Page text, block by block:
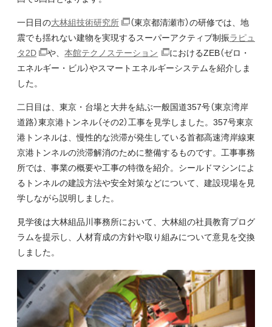
一日目の大林組技術研究所
（東京都清瀬市）の研修では、地
震でも揺れない建物を実現するスーパーアクティブ制振ラピュ
タ2D
や、本館テクノステーション
におけるZEB（ゼロ・
エネルギー・ビル）やスマートエネルギーシステムを紹介しま
した。
二日目は、東京・台場と大井を結ぶ一般国道357号（東京湾岸
道路）東京港トンネル（その2）工事を見学しました。357号東京
港トンネルは、慢性的な渋滞が発生している首都高速湾岸線東
京港トンネルの渋滞解消のために整備するものです。工事事務
所では、事業の概要や工事の特徴を紹介。シールドマシンによ
るトンネルの建設方法や安全対策などについて、建設現場を見
学しながら説明しました。
見学後は大林組品川事務所において、大林組の社員教育プログ
ラムを提示し、人材育成の方針や取り組みについて意見を交換
しました。